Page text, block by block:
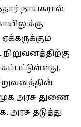
நாயகரால்
அரசு துணை
தடுத்து